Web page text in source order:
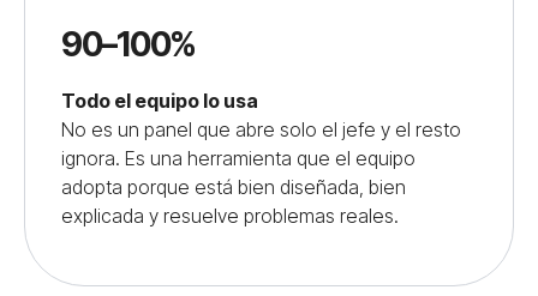
90–100%
Todo el equipo lo usa
No es un panel que abre solo el jefe y el resto
ignora. Es una herramienta que el equipo
adopta porque está bien diseñada, bien
explicada y resuelve problemas reales.